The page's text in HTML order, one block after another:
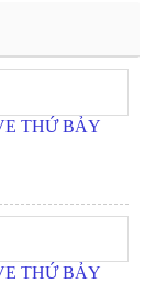
THỨ BẢY
THỨ BẢY